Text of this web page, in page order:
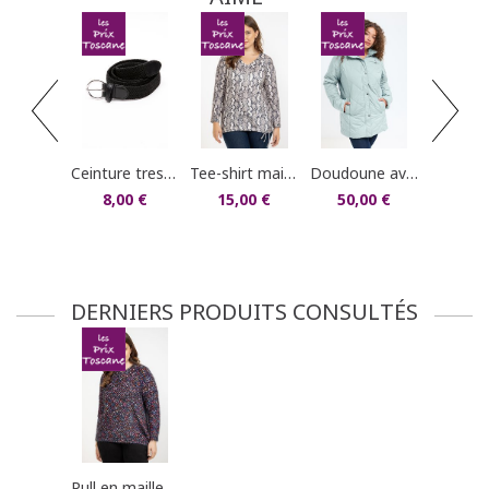
dans votre compte client (rubrique "Mes
commandes/détails").
ceinture tressée élastique
8,00 €
tee-shirt maille chaude imprimé python
15,00 €
doudoune avec capuche et fausse fourrure
50,00 €
DERNIERS PRODUITS CONSULTÉS